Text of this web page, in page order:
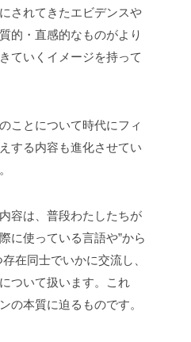
されてきたエビデンスや
的・直感的なものがより
ていくイメージを持って
ことについて時代にフィ
する内容も進化させてい
容は、普段わたしたちが
に使っている言語や”から
在同士でいかに交流し、
ついて扱います。これ
の本質に迫るものです。